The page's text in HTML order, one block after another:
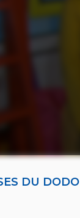
DU DODO